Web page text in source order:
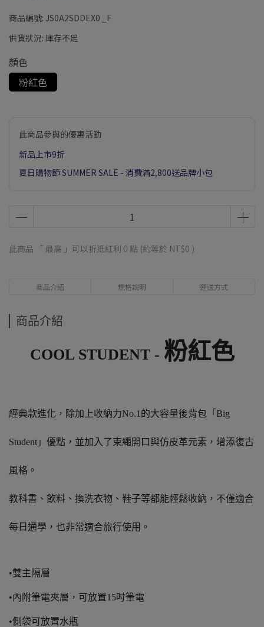
商品編號: JS0A2SDDEX0 _F
供貨狀況: 庫存不足
顏色
粉紅色
此商品參與的優惠活動
新品上市9折
夏日購物節 SUMMER SALE - 消費滿2,800送品牌小包
此商品 「 最高 」可以折抵紅利 0 點 (約等於 NT$0 )
商品介紹 規格說明 運送方式
商品介紹
COOL STUDENT - 粉紅色
經典款進化，除加上收納力No.1的大容量後背包「Big
Student」優點，並加入了束繩開口與仿皮革元素，增添復古
風格。
教科書、飲料、換洗衣物、鞋子等都能輕鬆收納，不僅適合
每日通學，也非常適合旅行使用。
•雙主隔層
•內附筆電夾層，可放置15吋筆電
•側袋可放置水瓶